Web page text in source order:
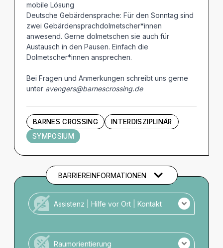
mobile Lösung
Deutsche Gebärdensprache: Für den Sonntag sind
zwei Gebärdensprachdolmetscher*innen
anwesend. Gerne dolmetschen sie auch für
Austausch in den Pausen. Einfach die
Dolmetscher*innen ansprechen.
Bei Fragen und Anmerkungen schreibt uns gerne
unter avengers@barnescrossing.de
BARNES CROSSING
INTERDISZIPLINÄR
SYMPOSIUM
BARRIEREINFORMATIONEN
Assistenz | Hilfe vor Ort | Kontakt
Unterstützungsbedarf.
Raumorientierung